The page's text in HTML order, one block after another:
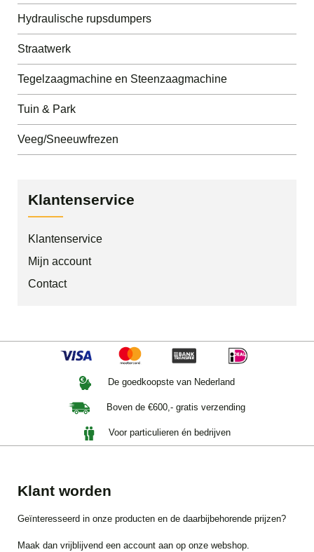
Hydraulische rupsdumpers
Straatwerk
Tegelzaagmachine en Steenzaagmachine
Tuin & Park
Veeg/Sneeuwfrezen
Klantenservice
Klantenservice
Mijn account
Contact
De goedkoopste van Nederland
Boven de €600,- gratis verzending
Voor particulieren én bedrijven
Klant worden
Geïnteresseerd in onze producten en de daarbijbehorende prijzen?
Maak dan vrijblijvend een account aan op onze webshop.